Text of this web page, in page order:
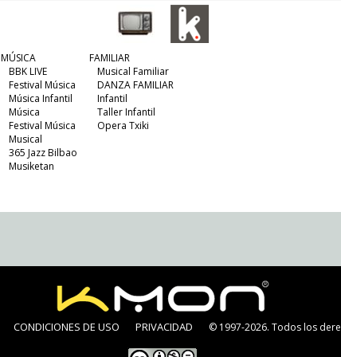
MÚSICA
BBK LIVE
Festival Música
Música Infantil
Música
Festival Música
Musical
365 Jazz Bilbao
Musiketan
FAMILIAR
Musical Familiar
DANZA FAMILIAR
Infantil
Taller Infantil
Opera Txiki
CONDICIONES DE USO PRIVACIDAD © 1997-2026. Todos los